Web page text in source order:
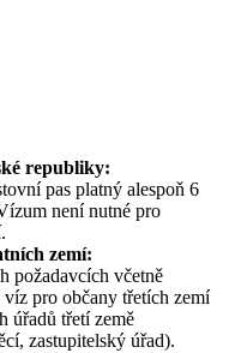
republiky:
pas platný alespoň 6
není nutné pro
zemí:
požadavcích včetně
pro občany třetích zemí
úřadů třetí země
zastupitelský úřad).